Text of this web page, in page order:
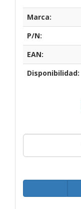
Marca:
P/N:
EAN:
Disponibilidad: